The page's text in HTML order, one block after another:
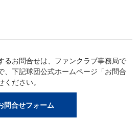
るお問合せは、ファンクラブ事務局で
、下記球団公式ホームページ「お問合
ださい。
問合せフォーム